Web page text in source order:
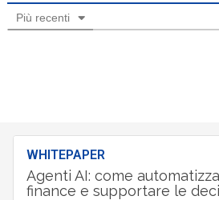
Più recenti
WHITEPAPER
Agenti AI: come
finance e supportare le